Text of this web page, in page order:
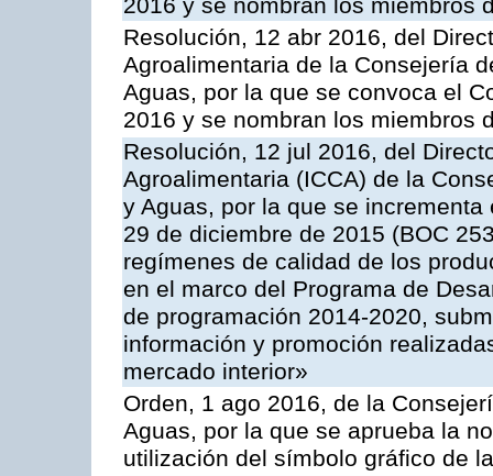
2016 y se nombran los miembros
Resolución, 12 abr 2016, del
Agroalimentaria de la Consejería
Aguas, por la que se convoca el
2016 y se nombran los miembros
Resolución, 12 jul 2016, del
Agroalimentaria (ICCA) de la
y Aguas, por la que se
29 de diciembre de 2015 (BOC
regímenes de calidad de los
en el marco del Programa de
de programación 2014-2020,
información y promoción
mercado interior»
Orden, 1 ago 2016, de la
Aguas, por la que se aprueba la
utilización del símbolo gráfico de